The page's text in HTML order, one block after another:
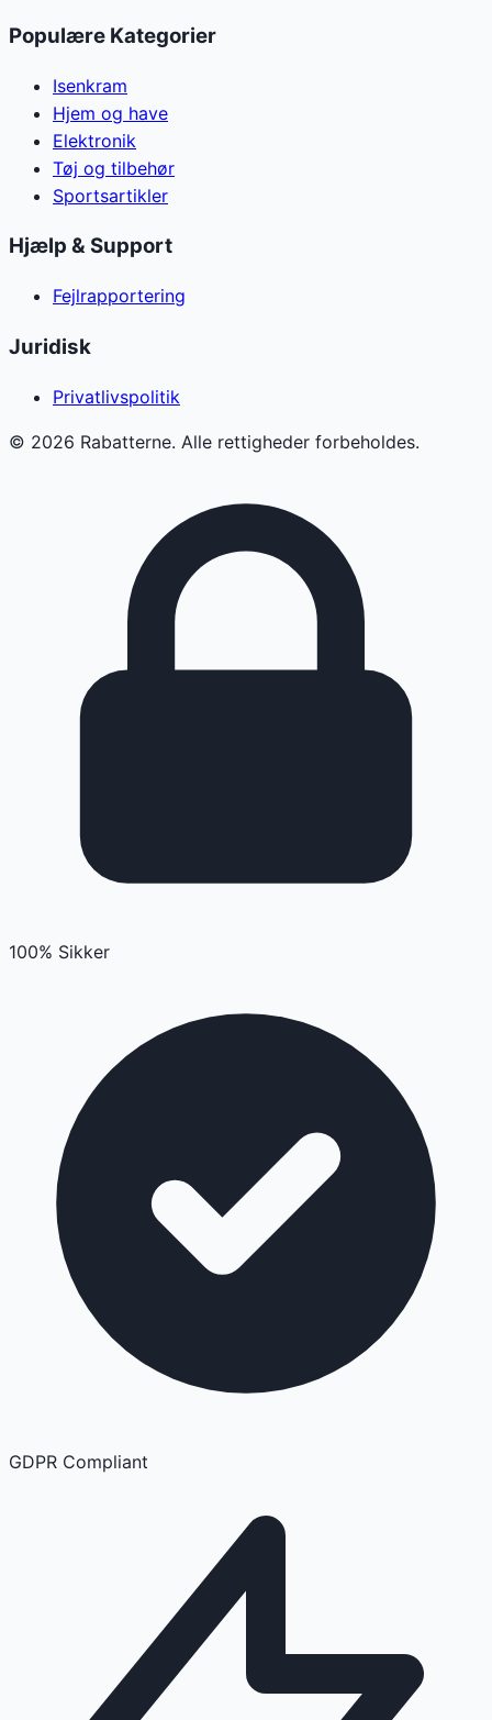
Populære Kategorier
Isenkram
Hjem og have
Elektronik
Tøj og tilbehør
Sportsartikler
Hjælp & Support
Fejlrapportering
Juridisk
Privatlivspolitik
© 2026 Rabatterne. Alle rettigheder forbeholdes.
100% Sikker
GDPR Compliant